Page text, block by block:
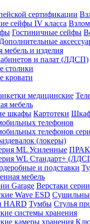
сертификации
сейфы IV класса
Гостиничные сейфы
Дополнительные
и изделия
и палат (ЛДСП)
столики
кровати
медицинские
мебель
шкафы Картотеки
телефонов
телефонов
(локеры)
ML Усиленные
WL Стандарт+
и подставки
мебель
Garage Верстаки
Wave ESD
HARD Тумбы Стулья
системы хранения
камеры хранения